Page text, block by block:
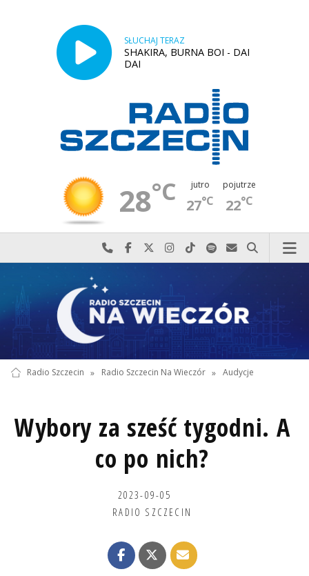
SŁUCHAJ TERAZ
SHAKIRA, BURNA BOI - DAI
DAI
28°C jutro
27°C
pojutrze
22°C
Najlepiej po prostu do nas zadzwoń
Odwiedź nas na Facebook-u
Odwiedź nas na X
Odwiedź nas na Instagram-ie
Odwiedź nas na TikTok-u
Szukaj nas na Spotify
Wyślij do nas
Szukaj
Radio Szczecin » Radio Szczecin Na Wieczór » Audycje
Wybory za sześć tygodni. A
co po nich?
2023-09-05
RADIO SZCZECIN